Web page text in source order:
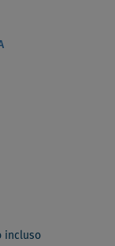
incluso